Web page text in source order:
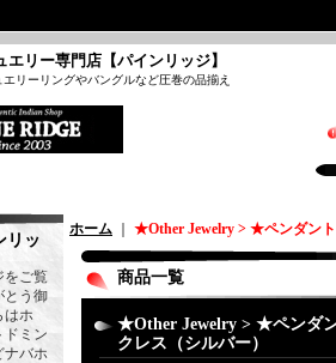
エリー専門店【パインリッジ】
リーリングやバングルなど圧巻の品揃え
リッ
をご覧
とう御
はホ
ドミン
ナバホ
ホーム ★Other Jewelry > ★ペンダン
商品一覧
★Other Jewelry > ★ペンダ
クレス（シルバー）